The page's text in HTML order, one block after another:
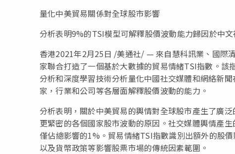
量化中美貿易關係對全球股市影響
分析表明9%的TSI模型可解釋股價波動能力歸因於中
香港2021年2月25日 /美通社/ — 來自慧科訊業、國際
家聯合打造了一個基於大數據的貿易情緒TSI指數。該
分析和深度學習技術分析量化中國社交媒體和網絡新
家，行業和公司等各層面解釋股價波動的能力。
分析表明，關於中美貿易的輿情對全球股市產生了廣
更緊密的各個國家股市波動的原因。社交媒體輿情產生
僅佔總影響的1%。貿易情緒TSI指數識別出額外的股
以及貨幣政策等影響股票市場的傳統因素範圍。